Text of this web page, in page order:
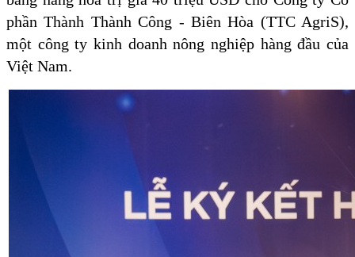
phần Thành Thành Công - Biên Hòa (TTC AgriS),
một công ty kinh doanh nông nghiệp hàng đầu của
Việt Nam.